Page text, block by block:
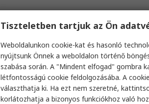
SMC Termo-
Rc 1/2 in HRS012-
18L/perc
RS raktári szám 281-
Gyártó cikkszáma
Tiszteletben tartjuk az Ön
Weboldalunkon cookie-kat és hasonló
nyújtsunk Önnek a weboldalon történő
szabása során. A "Mindent elfogad" gombra
létfontosságú cookie feldolgozásába. A
választhatja ki. Ha ezt nem szeretné,
korlátozhatja a bizonyos funkciókhoz való